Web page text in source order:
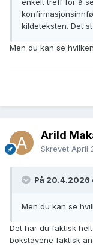
kildeteksten. Det
ifm en
enkelt treff for å
kildeteksten. Det
Men du kan se
Arild
Skrevet April
På 20.4.2026
Men du kan se
Det har du faktisk
bokstavene faktisk